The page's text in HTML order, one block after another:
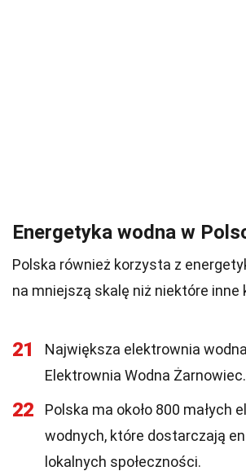
Energetyka wodna w
Polska również korzysta z
na mniejszą skalę niż niektóre inne
21
Największa elektrownia
Elektrownia Wodna Żarnowiec.
22
Polska ma około 800 małych
wodnych, które dostarczają
lokalnych społeczności.